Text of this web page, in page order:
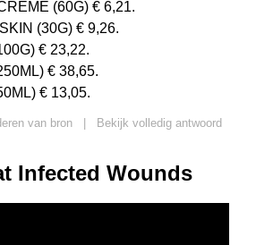
(60G) € 6,21.
(30G) € 9,26.
€ 23,22.
€ 38,65.
€ 13,05.
van bron
Bekijk volledig antwoord
Infected Wounds